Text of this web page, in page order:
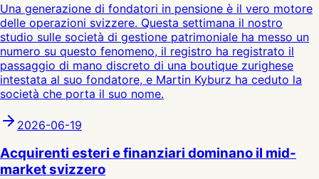
Una generazione di fondatori in pensione è il vero motore
delle operazioni svizzere. Questa settimana il nostro
studio sulle società di gestione patrimoniale ha messo un
numero su questo fenomeno, il registro ha registrato il
passaggio di mano discreto di una boutique zurighese
intestata al suo fondatore, e Martin Kyburz ha ceduto la
società che porta il suo nome.
2026-06-19
Acquirenti esteri e finanziari dominano il mid-
market svizzero